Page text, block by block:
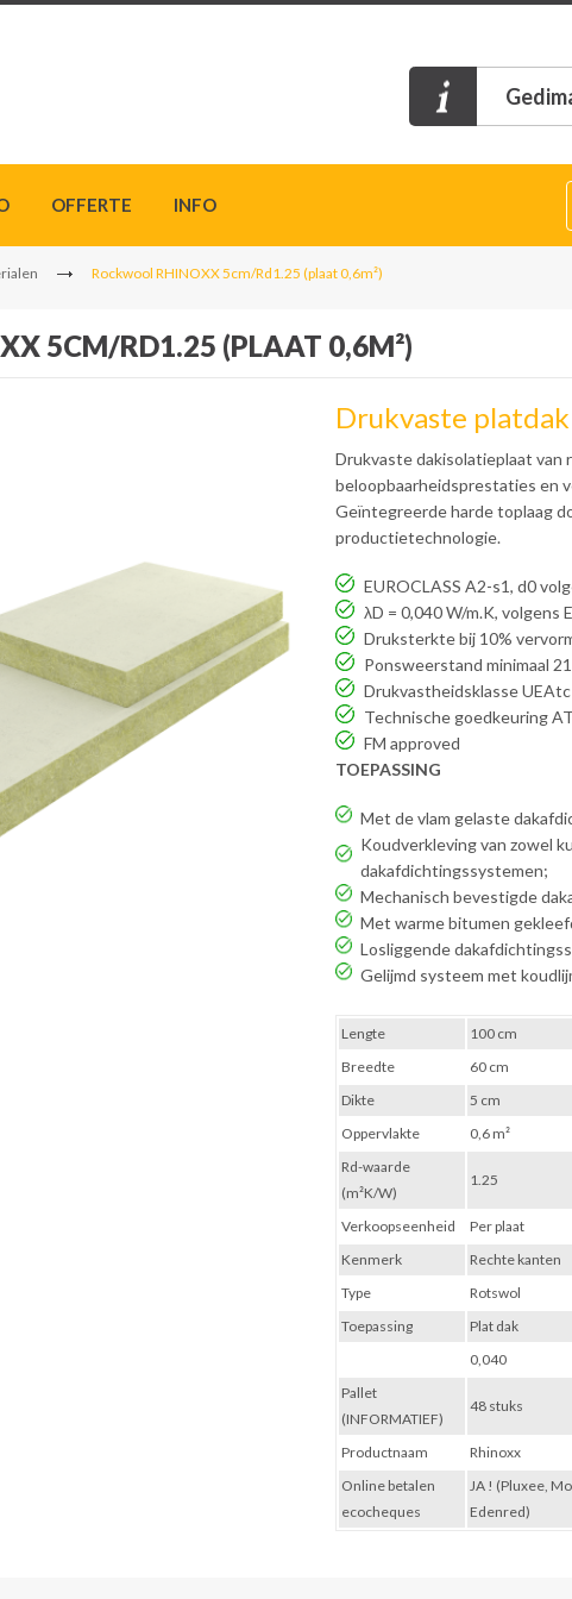
OFFERTE INFO
Rockwool RHINOXX 5cm/Rd1.25 (plaat 0,6m²)
5CM/RD1.25 (PLAAT 0,6M²)
Drukvaste
Drukvaste dakisolatieplaat van
beloopbaarheidsprestaties en
Geïntegreerde harde toplaag
productietechnologie.
EUROCLASS A2-s1, d0
λD = 0,040 W/m.K, volgens
Druksterkte bij 10%
Ponsweerstand minimaal
Drukvastheidsklasse
Technische goedkeuring
FM approved
TOEPASSING
Met de vlam gelaste
Koudverkleving van zowel
dakafdichtingssystemen;
Mechanisch bevestigde
Met warme bitumen
Losliggende
Gelijmd systeem met
Lengte
100 cm
Breedte
60 cm
Dikte
5 cm
Oppervlakte
0,6 m²
Rd-waarde
(m²K/W)
1.25
Verkoopseenheid
Per plaat
Kenmerk
Rechte kanten
Type
Rotswol
Toepassing
Plat dak
0,040
Pallet
(INFORMATIEF)
48 stuks
Productnaam
Rhinoxx
Online betalen
ecocheques
JA ! (Pluxee,
Edenred)